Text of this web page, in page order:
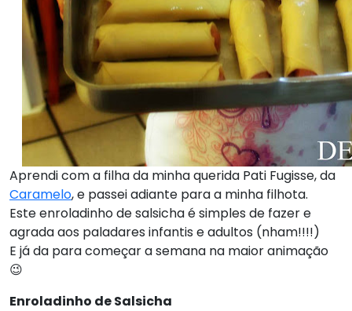
Aprendi com a filha da minha querida Pati Fugisse, da
Caramelo, e passei adiante para a minha filhota.
Este enroladinho de salsicha é simples de fazer e
agrada aos paladares infantis e adultos (nham!!!!)
E já da para começar a semana na maior animação
😉
Enroladinho de Salsicha